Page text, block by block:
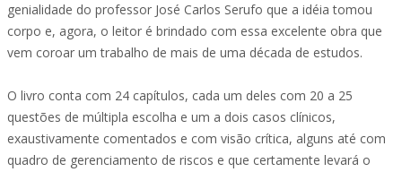
genialidade do professor José Carlos Serufo que a idéia tomou
corpo e, agora, o leitor é brindado com essa excelente obra que
vem coroar um trabalho de mais de uma década de estudos.
O livro conta com 24 capítulos, cada um deles com 20 a 25
questões de múltipla escolha e um a dois casos clínicos,
exaustivamente comentados e com visão crítica, alguns até com
quadro de gerenciamento de riscos e que certamente levará o